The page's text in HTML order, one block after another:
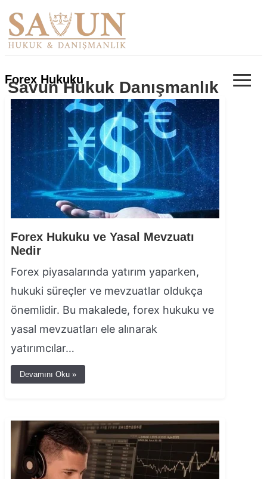
Savun Hukuk Danışmanlık ≡
Forex Hukuku
Forex Hukuku ve Yasal Mevzuatı
Nedir
Forex piyasalarında yatırım yaparken,
hukuki süreçler ve mevzuatlar oldukça
önemlidir. Bu makalede, forex hukuku ve
yasal mevzuatları ele alınarak
yatırımcılar…
Devamını Oku »